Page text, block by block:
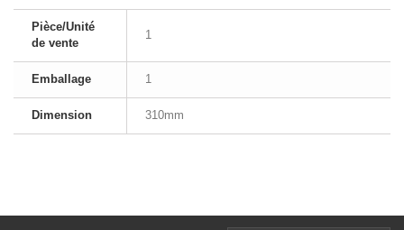
Pièce/Unité
de vente
1
Emballage 1
Dimension 310mm